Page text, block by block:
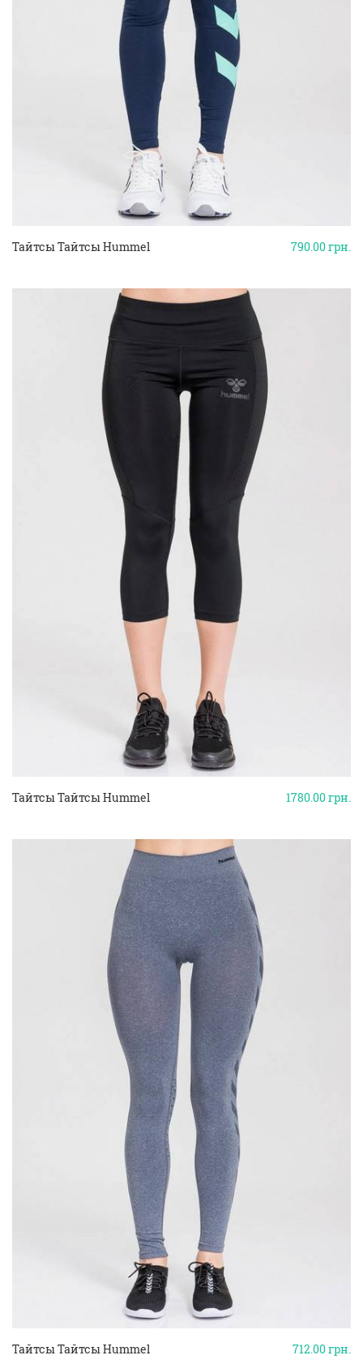
790.00грн.
Тайтсы Тайтсы Hummel
1780.00грн.
Тайтсы Тайтсы Hummel
712.00грн.
Тайтсы Тайтсы Hummel